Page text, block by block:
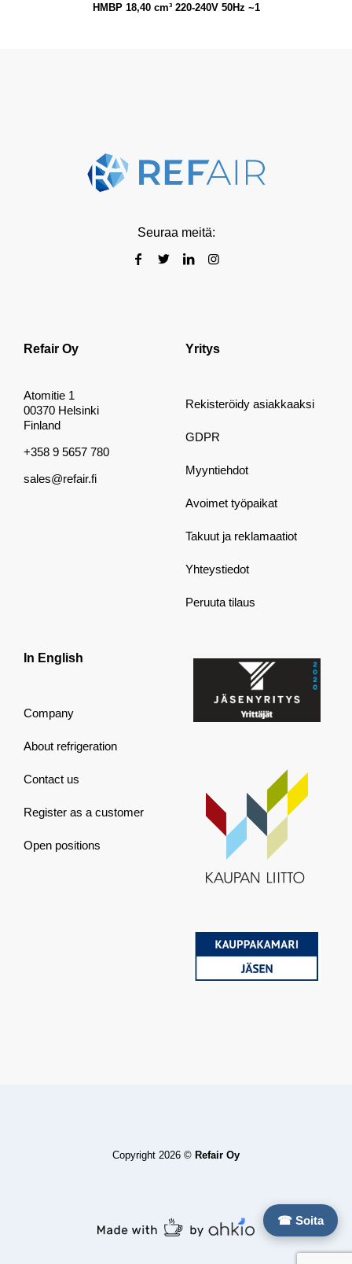
HMBP 18,40 cm³ 220-240V 50Hz ~1
Seuraa meitä:
Refair Oy
Atomitie 1
00370 Helsinki
Finland
+358 9 5657 780
sales@refair.fi
Yritys
Rekisteröidy asiakkaaksi
GDPR
Myyntiehdot
Avoimet työpaikat
Takuut ja reklamaatiot
Yhteystiedot
Peruuta tilaus
In English
Company
About refrigeration
Contact us
Register as a customer
Open positions
☎ Soita
Copyright 2026 © Refair Oy